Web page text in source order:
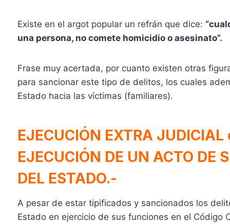
Existe en el argot popular un refrán que dice:
una persona, no comete homicidio o asesinato”.
Frase muy acertada, por cuanto existen otras
para sancionar este tipo de delitos, los cuales
Estado hacia las víctimas (familiares).
EJECUCIÓN EXTRA
EJECUCIÓN DE UN ACTO DE
DEL ESTADO.-
A pesar de estar tipificados y sancionados los
Estado en ejercicio de sus funciones en el Código